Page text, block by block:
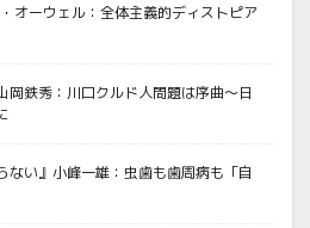
オーウェル：全体主義的ディストピア
岡鉄秀：川口クルド人問題は序曲〜日
ない』小峰一雄：虫歯も歯周病も「自